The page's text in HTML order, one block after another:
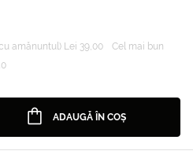
amănuntul) Lei 39,00
Cel mai bun
ADAUGĂ ÎN COȘ